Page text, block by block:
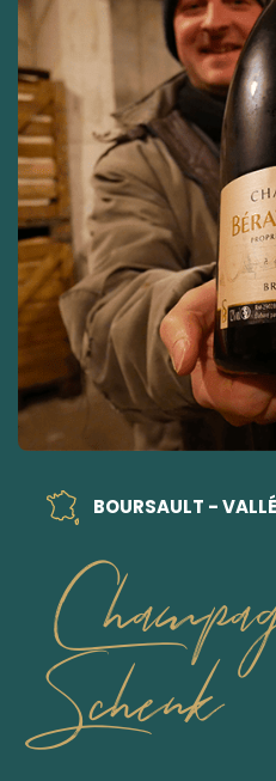
BOURSAULT -
Schenk